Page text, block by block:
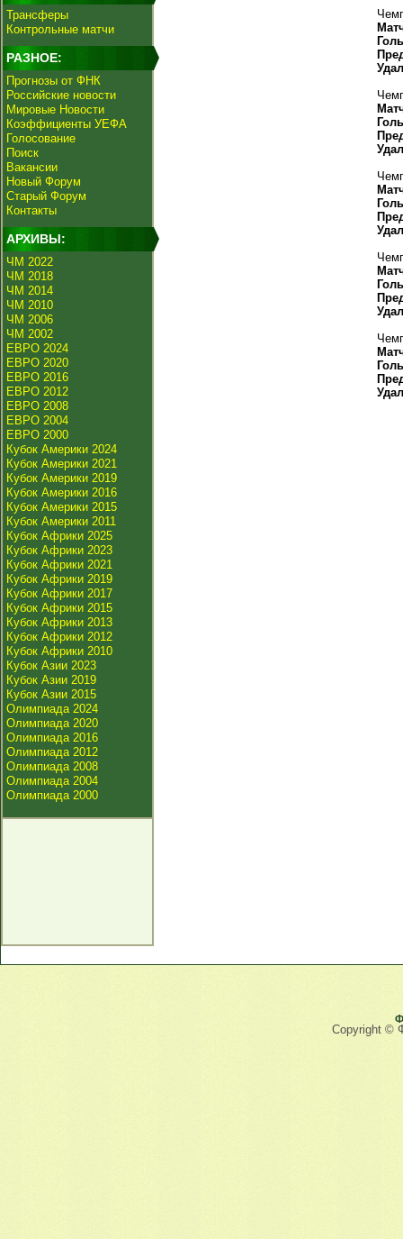
Трансферы
Контрольные матчи
РАЗНОЕ:
Прогнозы от ФНК
Российские новости
Мировые Новости
Коэффициенты УЕФА
Голосование
Поиск
Вакансии
Новый Форум
Старый Форум
Контакты
АРХИВЫ:
ЧМ 2022
ЧМ 2018
ЧМ 2014
ЧМ 2010
ЧМ 2006
ЧМ 2002
ЕВРО 2024
ЕВРО 2020
ЕВРО 2016
ЕВРО 2012
ЕВРО 2008
ЕВРО 2004
ЕВРО 2000
Кубок Америки 2024
Кубок Америки 2021
Кубок Америки 2019
Кубок Америки 2016
Кубок Америки 2015
Кубок Америки 2011
Кубок Африки 2025
Кубок Африки 2023
Кубок Африки 2021
Кубок Африки 2019
Кубок Африки 2017
Кубок Африки 2015
Кубок Африки 2013
Кубок Африки 2012
Кубок Африки 2010
Кубок Азии 2023
Кубок Азии 2019
Кубок Азии 2015
Олимпиада 2024
Олимпиада 2020
Олимпиада 2016
Олимпиада 2012
Олимпиада 2008
Олимпиада 2004
Олимпиада 2000
Copyright ©